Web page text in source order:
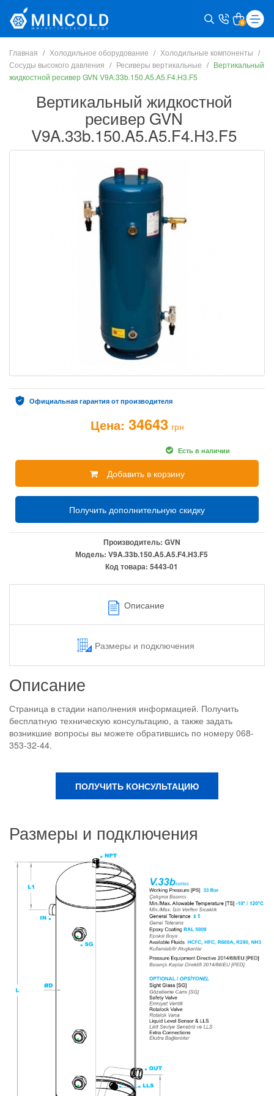
0
Главная Холодильное оборудование
Холодильные компоненты
Сосуды высокого давления
Ресиверы вертикальные
Вертикальный
жидкостной ресивер GVN V9A.33b.150.A5.A5.F4.H3.F5
Вертикальный жидкостной
ресивер GVN
V9A.33b.150.A5.A5.F4.H3.F5
Официальная гарантия от производителя
Цена: 34643 грн
Есть в наличии
Добавить в корзину
Получить дополнительную скидку
Производитель: GVN
Модель: V9A.33b.150.A5.A5.F4.H3.F5
Код товара: 5443-01
Описание
Размеры и подключения
Описание
Страница в стадии наполнения информацией. Получить
бесплатную техническую консультацию, а также задать
возникшие вопросы вы можете обратившись по номеру 068-
353-32-44.
ПОЛУЧИТЬ КОНСУЛЬТАЦИЮ
Размеры и подключения